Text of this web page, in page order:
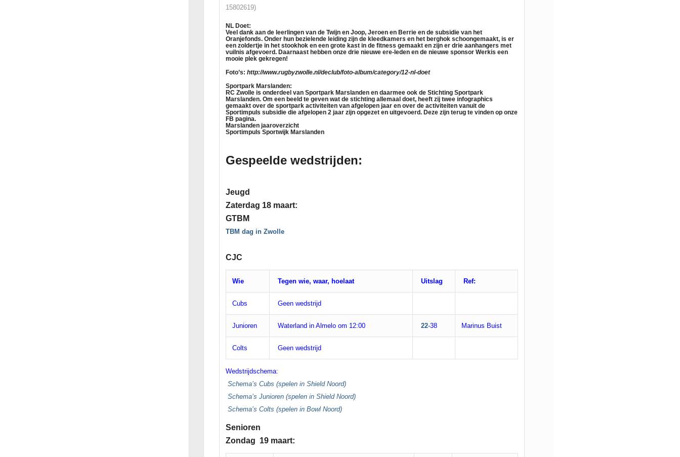
15802619)
NL Doet:
Veel dank aan de leerlingen van de Twijn en Joop, Jeroen en Berrie en de subsidie van het
Oranjefonds. Onder hun bezielende leiding zijn de kleedkamers en het berghok schoongemaakt, is er
een zoldertje in het stookhok en een grote kast in de fitness gemaakt en zijn er drie aanhangers met
vuilnis afgevoerd. Daarnaast hebben onze drie nieuwe ere-leden en de nieuwe sponsor Werkis een
mooie plek gekregen!
Foto’s: http://www.rugbyzwolle.nl/declub/foto-album/category/12-nl-doet
Sportpark Marslanden:
RC Zwolle is onderdeel van Sportpark Marslanden en daarmee ook de Stichting Sportpark
Marslanden. Om een beeld te geven wat de stichting allemaal doet, heeft zij twee infographics
gemaakt over de sportpark activiteiten van afgelopen jaar en over de activiteiten vanuit de
Sportimpuls subsidie die afgelopen 2 jaar zijn opgezet en uitgevoerd. Deze zijn terug te vinden op onze
FB pagina.
Marslanden jaaroverzicht
Sportimpuls Sportwijk Marslanden
Gespeelde wedstrijden:
Jeugd
Zaterdag 18 maart:
GTBM
TBM dag in Zwolle
CJC
Wie Tegen wie, waar, hoelaat Uitslag Ref:
Cubs Geen wedstrijd
Junioren Waterland in Almelo om 12:00 22-38 Marinus Buist
Colts Geen wedstrijd
Wedstrijdschema:
Schema’s Cubs (spelen in Shield Noord)
Schema’s Junioren (spelen in Shield Noord)
Schema’s Colts (spelen in Bowl Noord)
Senioren
Zondag 19 maart: